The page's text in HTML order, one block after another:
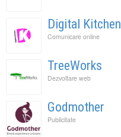
Digital Kitchen
Comunicare online
TreeWorks
Dezvoltare web
Godmother
Publicitate